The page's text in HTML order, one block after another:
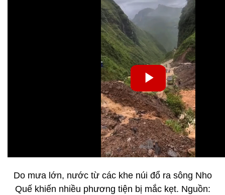
Do mưa lớn, nước từ các khe núi đổ ra sông Nho
Quế khiến nhiều phương tiện bị mắc kẹt. Nguồn: